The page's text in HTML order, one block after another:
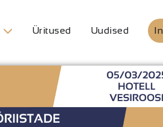
Üritused Uudised